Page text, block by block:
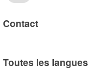
Contact
Toutes les langues